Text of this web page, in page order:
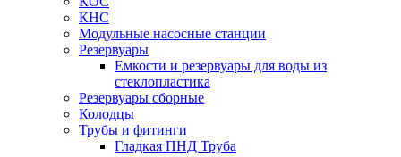
КНС
Модульные насосные станции
Резервуары
Емкости и резервуары для воды из
стеклопластика
Резервуары сборные
Колодцы
Трубы и фитинги
Гладкая ПНД Труба